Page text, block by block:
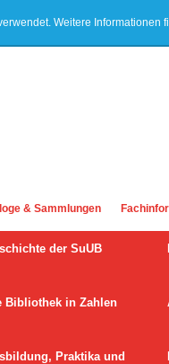
Weitere Informationen
& Sammlungen
der SuUB
Bibliothek in Zahlen
Praktika und